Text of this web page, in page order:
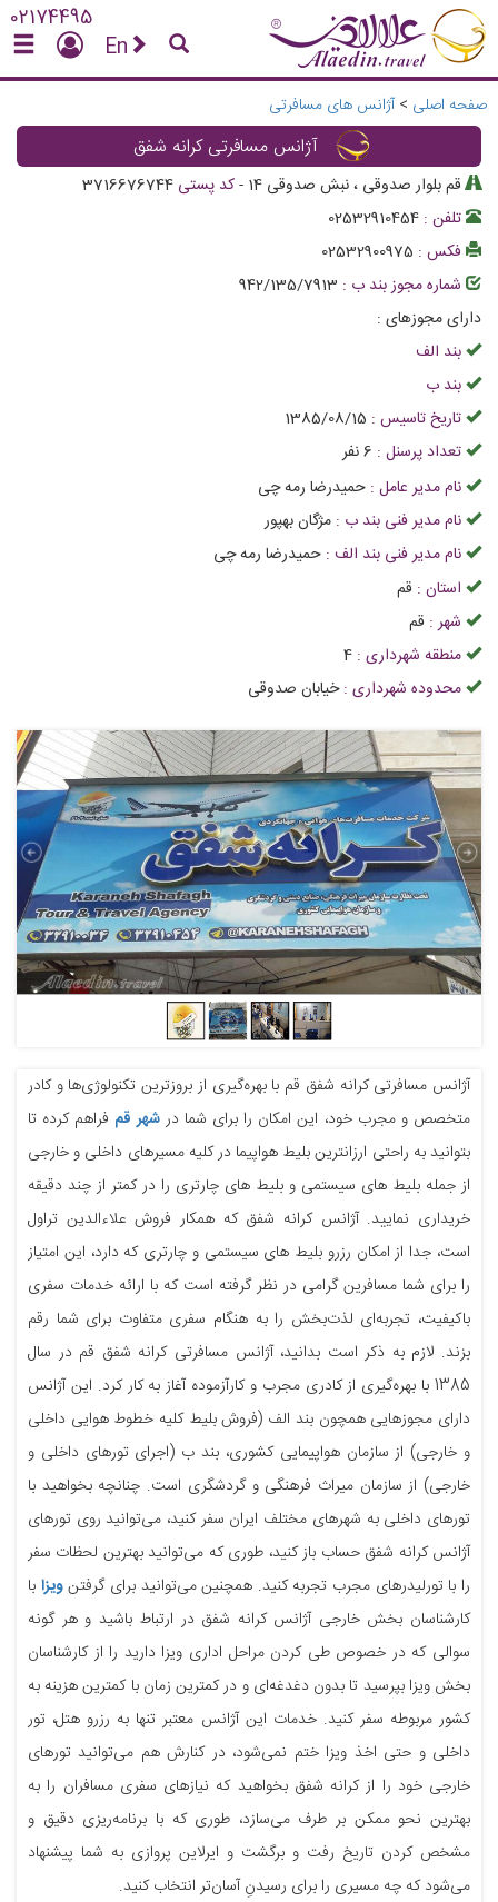
02174495
En
صفحه اصلی > آژانس های مسافرتی
آژانس مسافرتی کرانه شفق
قم بلوار صدوقی ، نبش صدوقی 14 -کد پستی 3716676744
تلفن : 02532910454
فکس : 02532900975
شماره مجوز بند ب : 942/135/7913
دارای مجوزهای :
بند الف
بند ب
تاریخ تاسیس : 1385/08/15
تعداد پرسنل : 6نفر
نام مدیر عامل : حمیدرضا رمه چی
نام مدیر فنی بند ب : مژگان بهپور
نام مدیر فنی بند الف : حمیدرضا رمه چی
استان : قم
شهر : قم
منطقه شهرداری : 4
محدوده شهرداری : خیابان صدوقی
آژانس مسافرتی کرانه شفق قم با بهره‌گیری از بروزترین تکنولوژی‌ها و کادر
متخصص و مجرب خود، این امکان را برای شما درشهر قم فراهم کرده تا
بتوانید به راحتی ارزانترین بلیط هواپیما در کلیه مسیرهای داخلی و خارجی
از جمله بلیط های سیستمی و بلیط های چارتری را در کمتر از چند دقیقه
خریداری نمایید. آژانس کرانه شفق که همکار فروش علاءالدین تراول
است، جدا از امکان رزرو بلیط های سیستمی و چارتری که دارد، این امتیاز
را برای شما مسافرین گرامی در نظر گرفته است که با ارائه خدمات سفری
باکیفیت، تجربه‌ای لذت‌بخش را به هنگام سفری متفاوت برای شما رقم
بزند. لازم به ذکر است بدانید، آژانس مسافرتی کرانه شفق قم در سال
1385 با بهره‌گیری از کادری مجرب و کارآزموده آغاز به کار کرد. این آژانس
دارای مجوزهایی همچون بند الف (فروش بلیط کلیه خطوط هوایی داخلی
و خارجی) از سازمان هواپیمایی کشوری، بند ب (اجرای تورهای داخلی و
خارجی) از سازمان میراث فرهنگی و گردشگری است. چنانچه بخواهید با
تورهای داخلی به شهرهای مختلف ایران سفر کنید، می‌توانید روی تورهای
آژانس کرانه شفق حساب باز کنید، طوری که می‌توانید بهترین لحظات سفر
را با تورلیدرهای مجرب تجربه کنید. همچنین می‌توانید برای گرفتنویزا با
کارشناسان بخش خارجی آژانس کرانه شفق در ارتباط باشید و هر گونه
سوالی که در خصوص طی کردن مراحل اداری ویزا دارید را از کارشناسان
بخش ویزا بپرسید تا بدون دغدغه‌ای و در کمترین زمان با کمترین هزینه به
کشور مربوطه سفر کنید. خدمات این آژانس معتبر تنها به رزرو هتل، تور
داخلی و حتی اخذ ویزا ختم نمی‌شود، در کنارش هم می‌توانید تورهای
خارجی خود را از کرانه شفق بخواهید که نیازهای سفری مسافران را به
بهترین نحو ممکن بر طرف می‌سازد، طوری که با برنامه‌ریزی دقیق و
مشخص کردن تاریخ رفت و برگشت و ایرلاین پروازی به شما پیشنهاد
می‌شود که چه مسیری را برای رسیدنِ آسان‌تر انتخاب کنید.